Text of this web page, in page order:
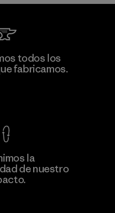
Joint
Thai Binh
todos los
fabricamos.
la
de nuestro